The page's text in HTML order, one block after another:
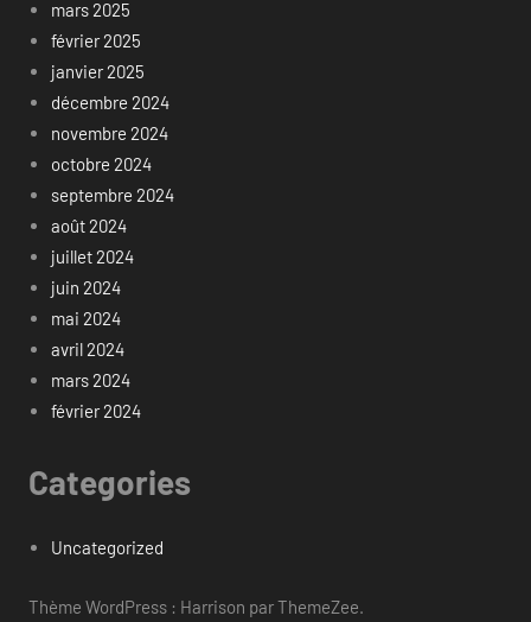
mars 2025
février 2025
janvier 2025
décembre 2024
novembre 2024
octobre 2024
septembre 2024
août 2024
juillet 2024
juin 2024
mai 2024
avril 2024
mars 2024
février 2024
Categories
Uncategorized
Thème WordPress : Harrison par ThemeZee.